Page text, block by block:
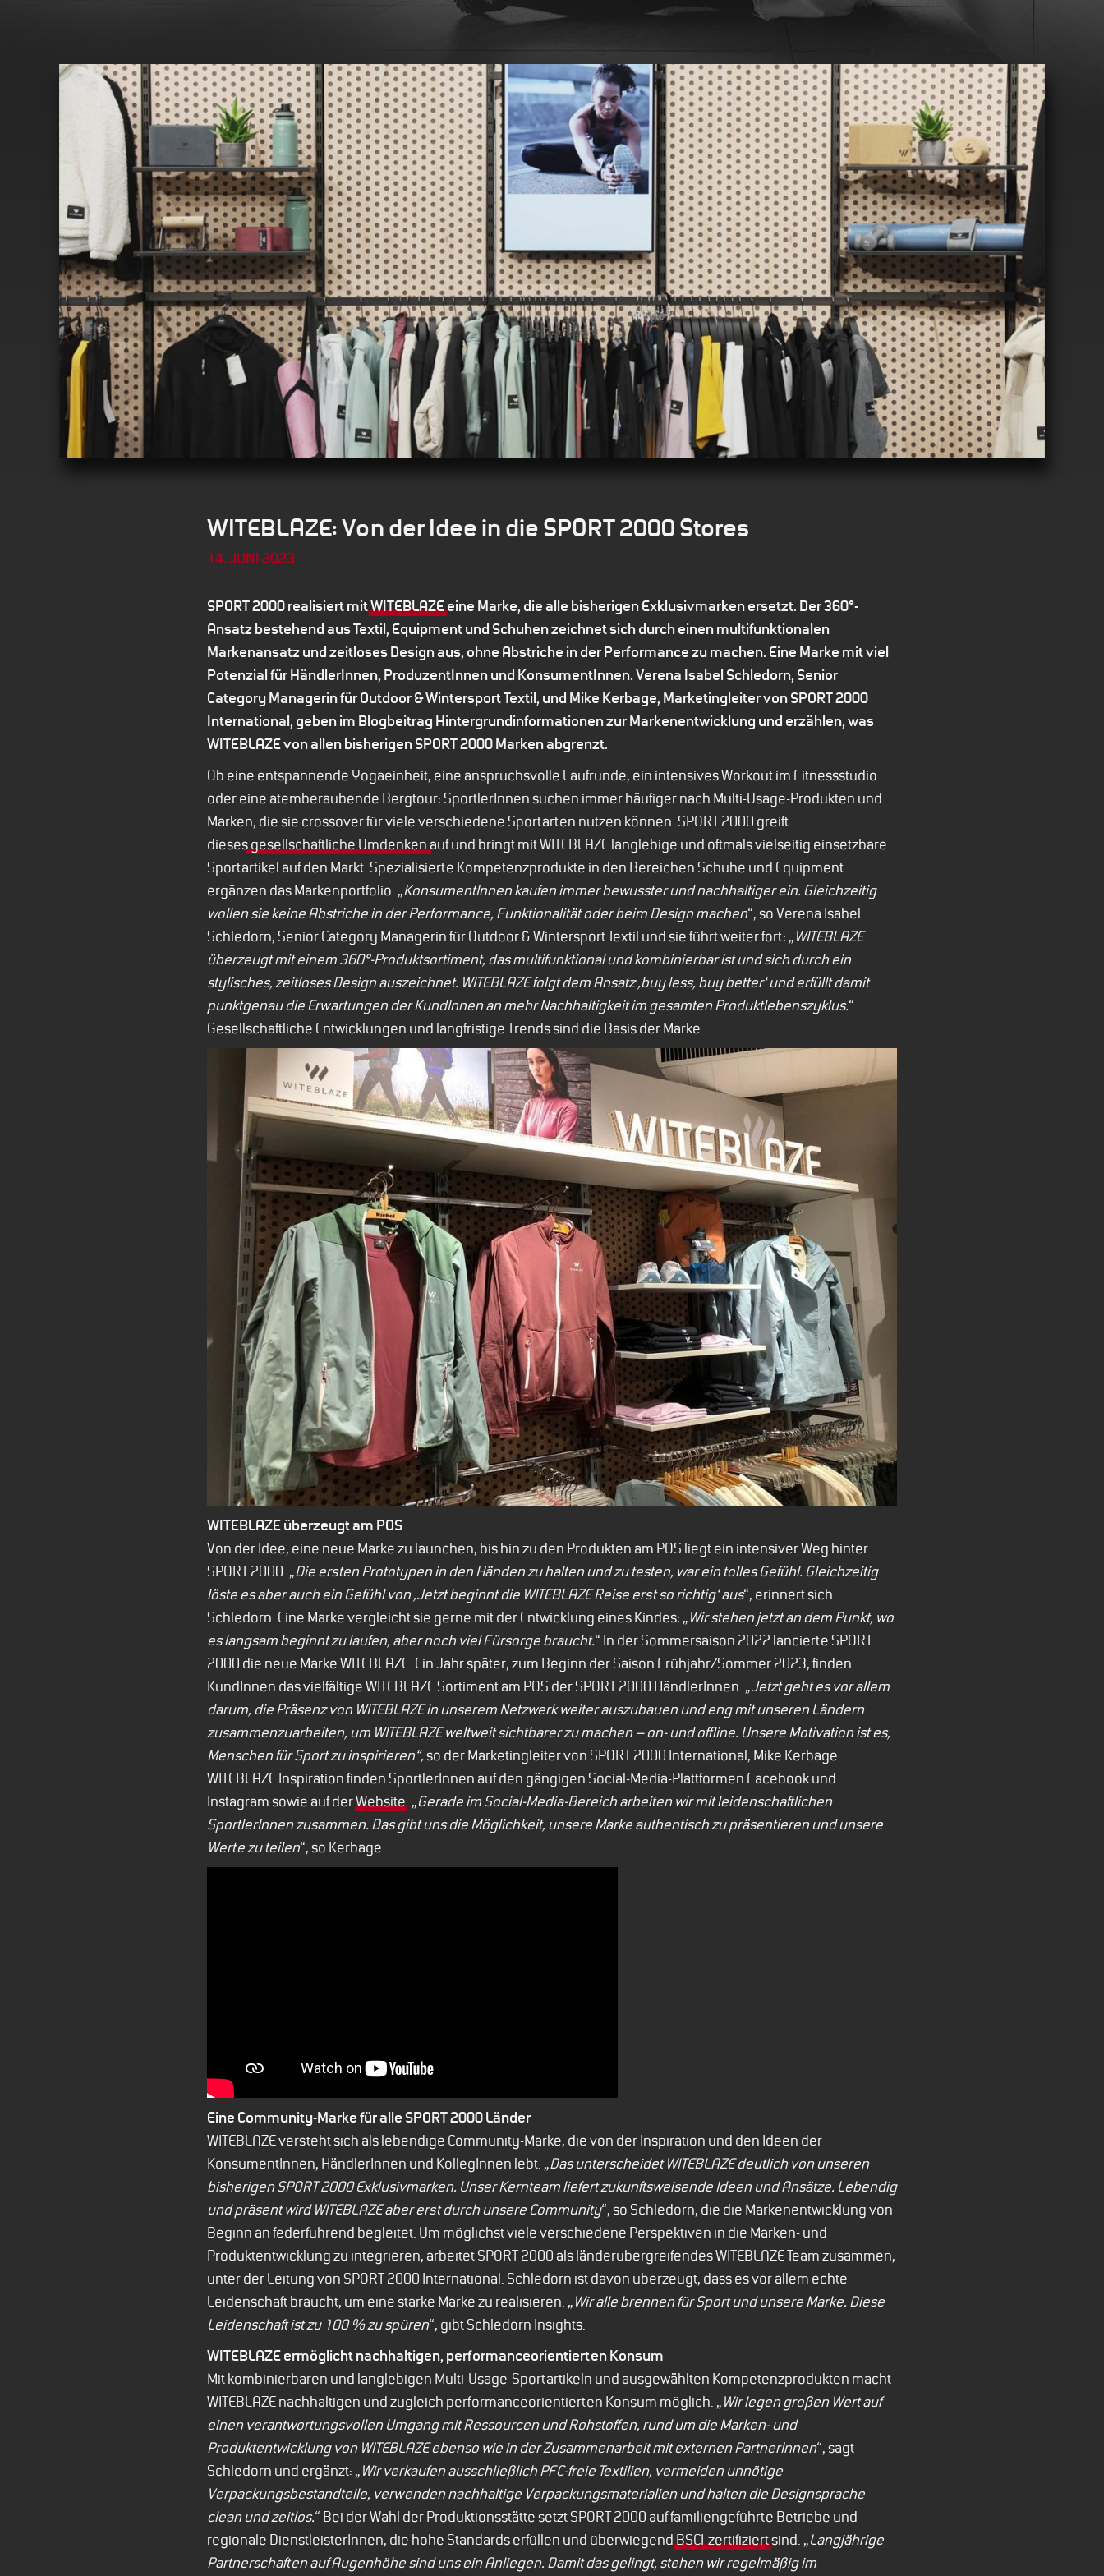
WITEBLAZE: Von der Idee in die SPORT 2000 Stores
14. JUNI 2023
SPORT 2000 realisiert mitWITEBLAZEeine Marke, die alle bisherigen Exklusivmarken ersetzt. Der 360°-
Ansatz bestehend aus Textil, Equipment und Schuhen zeichnet sich durch einen multifunktionalen
Markenansatz und zeitloses Design aus, ohne Abstriche in der Performance zu machen. Eine Marke mit viel
Potenzial für HändlerInnen, ProduzentInnen und KonsumentInnen. Verena Isabel Schledorn, Senior
Category Managerin für Outdoor & Wintersport Textil, und Mike Kerbage, Marketingleiter von SPORT 2000
International, geben im Blogbeitrag Hintergrundinformationen zur Markenentwicklung und erzählen, was
WITEBLAZE von allen bisherigen SPORT 2000 Marken abgrenzt.
Ob eine entspannende Yogaeinheit, eine anspruchsvolle Laufrunde, ein intensives Workout im Fitnessstudio
oder eine atemberaubende Bergtour: SportlerInnen suchen immer häufiger nach Multi-Usage-Produkten und
Marken, die sie crossover für viele verschiedene Sportarten nutzen können. SPORT 2000 greift
diesesgesellschaftliche Umdenkenauf und bringt mit WITEBLAZE langlebige und oftmals vielseitig einsetzbare
Sportartikel auf den Markt. Spezialisierte Kompetenzprodukte in den Bereichen Schuhe und Equipment
ergänzen das Markenportfolio. „KonsumentInnen kaufen immer bewusster und nachhaltiger ein. Gleichzeitig
wollen sie keine Abstriche in der Performance, Funktionalität oder beim Design machen“, so Verena Isabel
Schledorn, Senior Category Managerin für Outdoor & Wintersport Textil und sie führt weiter fort: „WITEBLAZE
überzeugt mit einem 360°-Produktsortiment, das multifunktional und kombinierbar ist und sich durch ein
stylisches, zeitloses Design auszeichnet. WITEBLAZE folgt dem Ansatz ‚buy less, buy better‘ und erfüllt damit
punktgenau die Erwartungen der KundInnen an mehr Nachhaltigkeit im gesamten Produktlebenszyklus.“
Gesellschaftliche Entwicklungen und langfristige Trends sind die Basis der Marke.
WITEBLAZE überzeugt am POS
Von der Idee, eine neue Marke zu launchen, bis hin zu den Produkten am POS liegt ein intensiver Weg hinter
SPORT 2000. „Die ersten Prototypen in den Händen zu halten und zu testen, war ein tolles Gefühl. Gleichzeitig
löste es aber auch ein Gefühl von ‚Jetzt beginnt die WITEBLAZE Reise erst so richtig‘ aus“, erinnert sich
Schledorn. Eine Marke vergleicht sie gerne mit der Entwicklung eines Kindes: „Wir stehen jetzt an dem Punkt, wo
es langsam beginnt zu laufen, aber noch viel Fürsorge braucht.“ In der Sommersaison 2022 lancierte SPORT
2000 die neue Marke WITEBLAZE. Ein Jahr später, zum Beginn der Saison Frühjahr/Sommer 2023, finden
KundInnen das vielfältige WITEBLAZE Sortiment am POS der SPORT 2000 HändlerInnen. „Jetzt geht es vor allem
darum, die Präsenz von WITEBLAZE in unserem Netzwerk weiter auszubauen und eng mit unseren Ländern
zusammenzuarbeiten, um WITEBLAZE weltweit sichtbarer zu machen – on- und offline. Unsere Motivation ist es,
Menschen für Sport zu inspirieren“,so der Marketingleiter von SPORT 2000 International, Mike Kerbage.
WITEBLAZE Inspiration finden SportlerInnen auf den gängigen Social-Media-Plattformen Facebook und
Instagram sowie auf derWebsite. „Gerade im Social-Media-Bereich arbeiten wir mit leidenschaftlichen
SportlerInnen zusammen. Das gibt uns die Möglichkeit, unsere Marke authentisch zu präsentieren und unsere
Werte zu teilen“, so Kerbage.
Eine Community-Marke für alle SPORT 2000 Länder
WITEBLAZE versteht sich als lebendige Community-Marke, die von der Inspiration und den Ideen der
KonsumentInnen, HändlerInnen und KollegInnen lebt. „Das unterscheidet WITEBLAZE deutlich von unseren
bisherigen SPORT 2000 Exklusivmarken. Unser Kernteam liefert zukunftsweisende Ideen und Ansätze. Lebendig
und präsent wird WITEBLAZE aber erst durch unsere Community“, so Schledorn, die die Markenentwicklung von
Beginn an federführend begleitet. Um möglichst viele verschiedene Perspektiven in die Marken- und
Produktentwicklung zu integrieren, arbeitet SPORT 2000 als länderübergreifendes WITEBLAZE Team zusammen,
unter der Leitung von SPORT 2000 International. Schledorn ist davon überzeugt, dass es vor allem echte
Leidenschaft braucht, um eine starke Marke zu realisieren. „Wir alle brennen für Sport und unsere Marke. Diese
Leidenschaft ist zu 100 % zu spüren“, gibt Schledorn Insights.
WITEBLAZE ermöglicht nachhaltigen, performanceorientierten Konsum
Mit kombinierbaren und langlebigen Multi-Usage-Sportartikeln und ausgewählten Kompetenzprodukten macht
WITEBLAZE nachhaltigen und zugleich performanceorientierten Konsum möglich. „Wir legen großen Wert auf
einen verantwortungsvollen Umgang mit Ressourcen und Rohstoffen, rund um die Marken- und
Produktentwicklung von WITEBLAZE ebenso wie in der Zusammenarbeit mit externen PartnerInnen“, sagt
Schledorn und ergänzt: „Wir verkaufen ausschließlich PFC-freie Textilien, vermeiden unnötige
Verpackungsbestandteile, verwenden nachhaltige Verpackungsmaterialien und halten die Designsprache
clean und zeitlos.“ Bei der Wahl der Produktionsstätte setzt SPORT 2000 auf familiengeführte Betriebe und
regionale DienstleisterInnen, die hohe Standards erfüllen und überwiegendBSCI-zertifiziertsind. „Langjährige
Partnerschaften auf Augenhöhe sind uns ein Anliegen. Damit das gelingt, stehen wir regelmäßig im